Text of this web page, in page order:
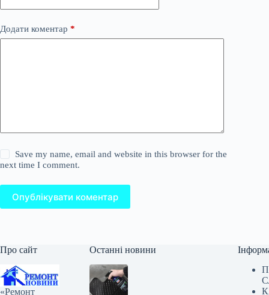
Додати коментар *
Save my name, email and website in this browser for the
next time I comment.
Опублікувати коментар
Про сайт
«Ремонт
Останні новини